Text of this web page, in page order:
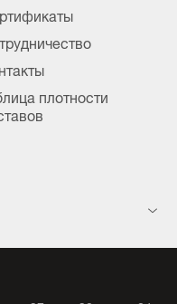
плотности